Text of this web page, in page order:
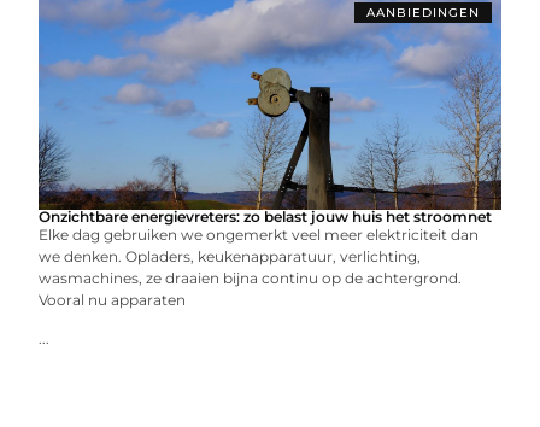
AANBIEDINGEN
Onzichtbare energievreters: zo belast jouw huis het stroomnet
Elke dag gebruiken we ongemerkt veel meer elektriciteit dan
we denken. Opladers, keukenapparatuur, verlichting,
wasmachines, ze draaien bijna continu op de achtergrond.
Vooral nu apparaten
...